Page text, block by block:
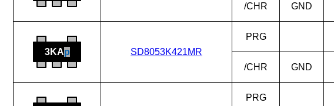
/CHR GND
3KAp SD8053K421MR
PRG
/CHR GND
PRG